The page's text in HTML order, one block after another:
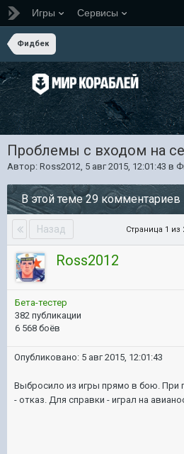
Игры Сервисы
Фидбек
Проблемы с входом на
Автор: Ross2012, 5 авг 2015, 12:01:43 в
В этой теме 29 комментариев
Назад Страница 1 из
Ross2012
Бета-тестер
382 публикации
6 568 боёв
Опубликовано: 5 авг 2015, 12:01:43
Выбросило из игры прямо в бою. При
- отказ. Для справки - играл на